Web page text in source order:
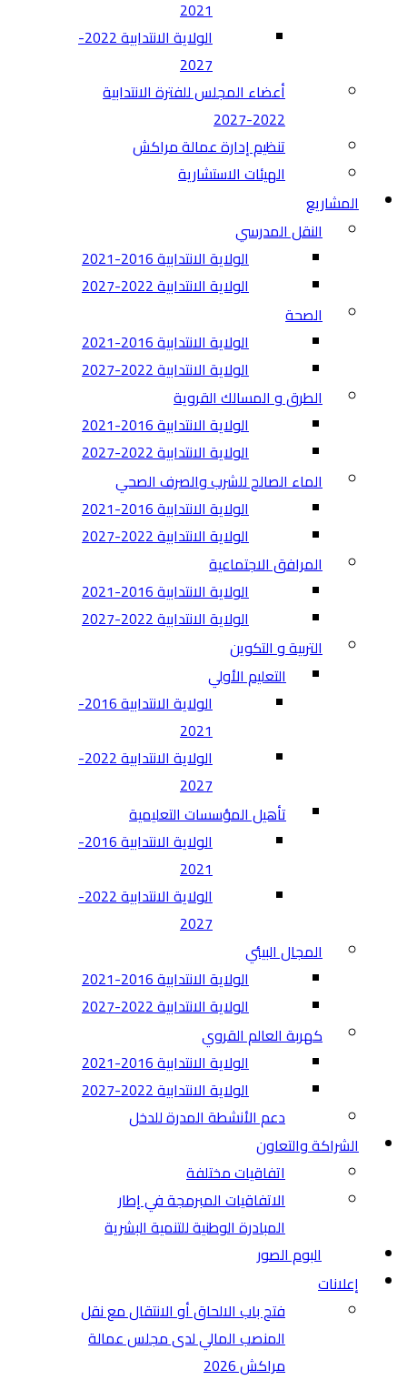
2021
الولاية الانتدابية 2022-
2027
أعضاء المجلس للفترة الانتدابية
2022-2027
تنظيم إدارة عمالة مراكش
الهيئات الاستشارية
المشاريع
النقل المدرسي
الولاية الانتدابية 2016-2021
الولاية الانتدابية 2022-2027
الصحة
الولاية الانتدابية 2016-2021
الولاية الانتدابية 2022-2027
الطرق و المسالك القروية
الولاية الانتدابية 2016-2021
الولاية الانتدابية 2022-2027
الماء الصالح للشرب والصرف الصحي
الولاية الانتدابية 2016-2021
الولاية الانتدابية 2022-2027
المرافق الاجتماعية
الولاية الانتدابية 2016-2021
الولاية الانتدابية 2022-2027
التربية و التكوين
التعليم الأولي
الولاية الانتدابية 2016-
2021
الولاية الانتدابية 2022-
2027
تأهيل المؤسسات التعليمية
الولاية الانتدابية 2016-
2021
الولاية الانتدابية 2022-
2027
المجال البيئي
الولاية الانتدابية 2016-2021
الولاية الانتدابية 2022-2027
كهربة العالم القروي
الولاية الانتدابية 2016-2021
الولاية الانتدابية 2022-2027
دعم الأنشطة المدرة للدخل
الشراكة والتعاون
اتفاقيات مختلفة​
الاتفاقيات المبرمجة في إطار
المبادرة الوطنية للتنمية البشرية
البوم الصور
إعلانات
فتح باب الالحاق أو الانتقال مع نقل
المنصب المالي لدى مجلس عمالة
مراكش 2026